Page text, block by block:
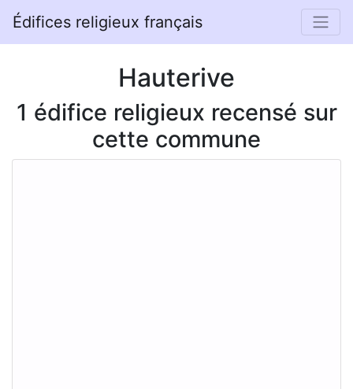
Édifices religieux français
Hauterive
1 édifice religieux recensé sur
cette commune